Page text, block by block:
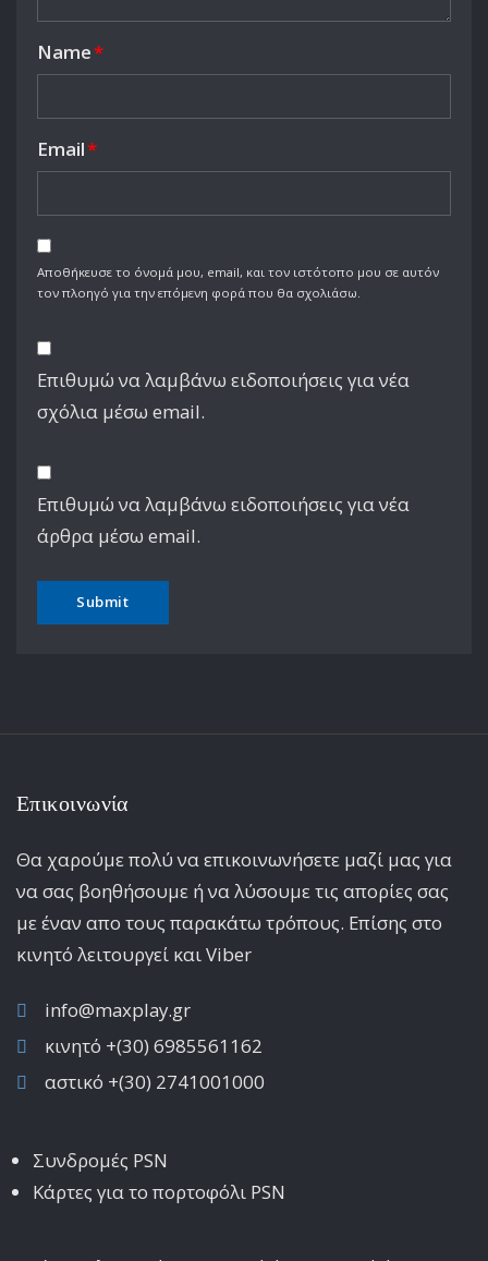
Name*
Email*
Αποθήκευσε το όνομά μου, email, και τον ιστότοπο μου σε αυτόν
τον πλοηγό για την επόμενη φορά που θα σχολιάσω.
Επιθυμώ να λαμβάνω ειδοποιήσεις για νέα
σχόλια μέσω email.
Επιθυμώ να λαμβάνω ειδοποιήσεις για νέα
άρθρα μέσω email.
Επικοινωνία
Θα χαρούμε πολύ να επικοινωνήσετε μαζί μας για
να σας βοηθήσουμε ή να λύσουμε τις απορίες σας
με έναν απο τους παρακάτω τρόπους. Επίσης στο
κινητό λειτoυργεί και Viber
info@maxplay.gr
κινητό +(30) 6985561162
αστικό +(30) 2741001000
Συνδρομές PSN
Κάρτες για το πορτοφόλι PSN